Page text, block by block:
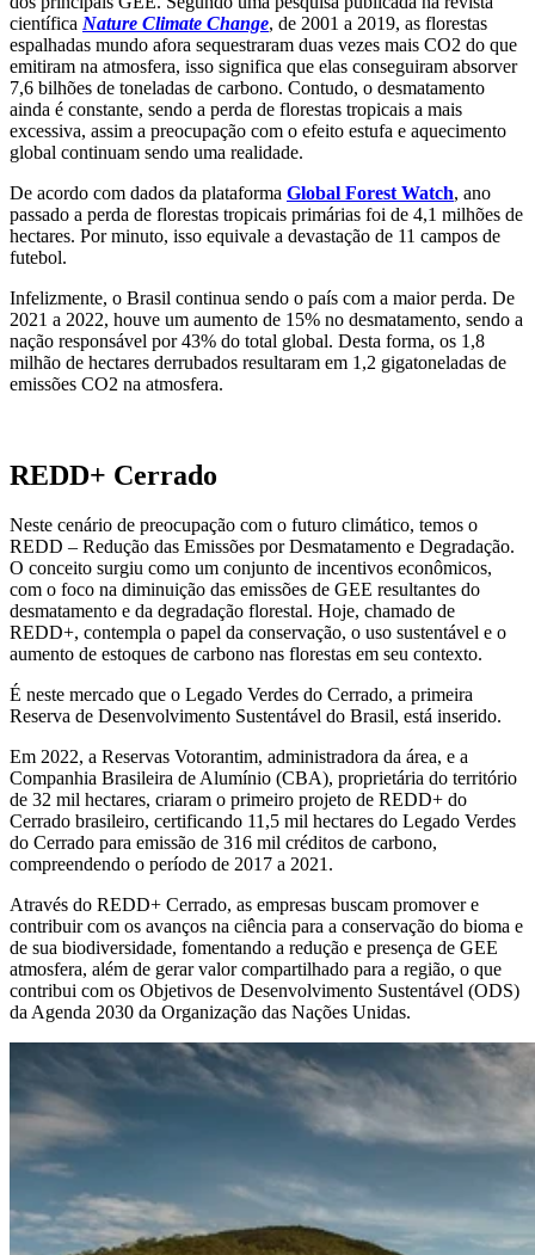
científica Nature Climate Change, de 2001 a 2019, as florestas
espalhadas mundo afora sequestraram duas vezes mais CO2 do que
emitiram na atmosfera, isso significa que elas conseguiram absorver
7,6 bilhões de toneladas de carbono. Contudo, o desmatamento
ainda é constante, sendo a perda de florestas tropicais a mais
excessiva, assim a preocupação com o efeito estufa e aquecimento
global continuam sendo uma realidade.
De acordo com dados da plataforma Global Forest Watch, ano
passado a perda de florestas tropicais primárias foi de 4,1 milhões de
hectares. Por minuto, isso equivale a devastação de 11 campos de
futebol.
Infelizmente, o Brasil continua sendo o país com a maior perda. De
2021 a 2022, houve um aumento de 15% no desmatamento, sendo a
nação responsável por 43% do total global. Desta forma, os 1,8
milhão de hectares derrubados resultaram em 1,2 gigatoneladas de
emissões CO2 na atmosfera.
REDD+ Cerrado
Neste cenário de preocupação com o futuro climático, temos o
REDD – Redução das Emissões por Desmatamento e Degradação.
O conceito surgiu como um conjunto de incentivos econômicos,
com o foco na diminuição das emissões de GEE resultantes do
desmatamento e da degradação florestal. Hoje, chamado de
REDD+, contempla o papel da conservação, o uso sustentável e o
aumento de estoques de carbono nas florestas em seu contexto.
É neste mercado que o Legado Verdes do Cerrado, a primeira
Reserva de Desenvolvimento Sustentável do Brasil, está inserido.
Em 2022, a Reservas Votorantim, administradora da área, e a
Companhia Brasileira de Alumínio (CBA), proprietária do território
de 32 mil hectares, criaram o primeiro projeto de REDD+ do
Cerrado brasileiro, certificando 11,5 mil hectares do Legado Verdes
do Cerrado para emissão de 316 mil créditos de carbono,
compreendendo o período de 2017 a 2021.
Através do REDD+ Cerrado, as empresas buscam promover e
contribuir com os avanços na ciência para a conservação do bioma e
de sua biodiversidade, fomentando a redução e presença de GEE
atmosfera, além de gerar valor compartilhado para a região, o que
contribui com os Objetivos de Desenvolvimento Sustentável (ODS)
da Agenda 2030 da Organização das Nações Unidas.